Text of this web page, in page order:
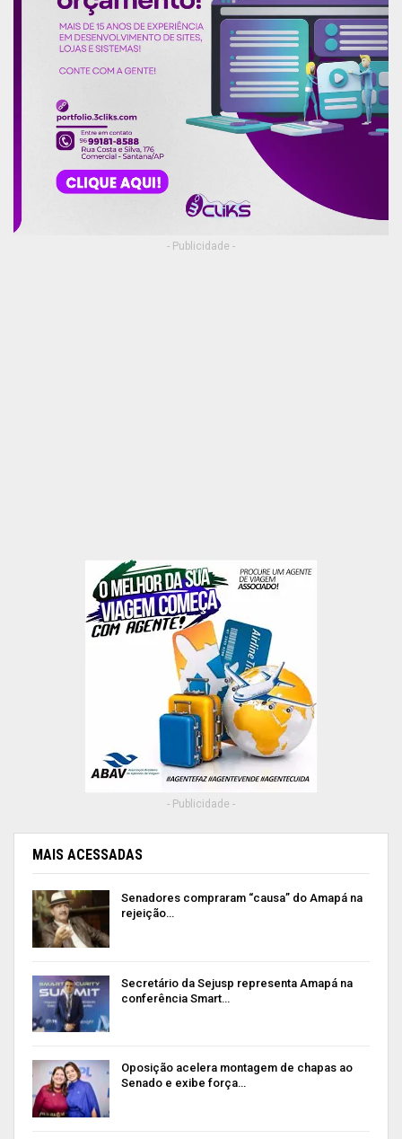
- Publicidade -
- Publicidade -
MAIS ACESSADAS
Senadores compraram “causa” do Amapá na
rejeição…
Secretário da Sejusp representa Amapá na
conferência Smart…
Oposição acelera montagem de chapas ao
Senado e exibe força…